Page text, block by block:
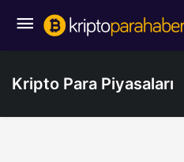
Kripto Para Piyasaları